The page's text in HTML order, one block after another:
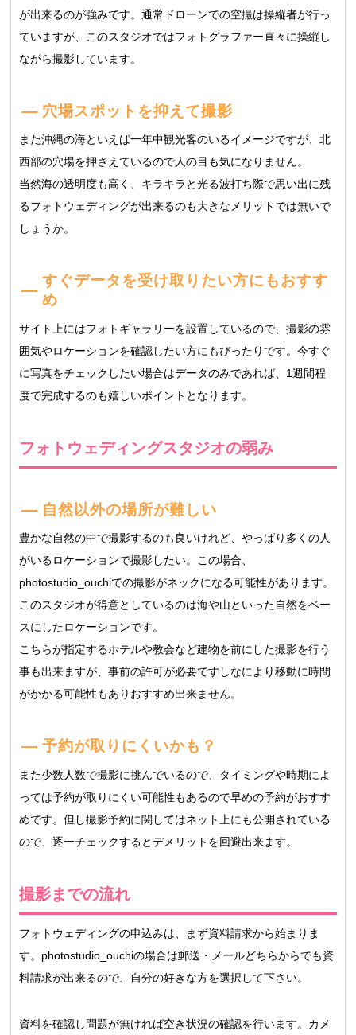
が出来るのが強みです。通常ドローンでの空撮は操縦者が行っ
ていますが、このスタジオではフォトグラファー直々に操縦し
ながら撮影しています。
穴場スポットを抑えて撮影
また沖縄の海といえば一年中観光客のいるイメージですが、北
西部の穴場を押さえているので人の目も気になりません。
当然海の透明度も高く、キラキラと光る波打ち際で思い出に残
るフォトウェディングが出来るのも大きなメリットでは無いで
しょうか。
すぐデータを受け取りたい方にもおすす
め
サイト上にはフォトギャラリーを設置しているので、撮影の雰
囲気やロケーションを確認したい方にもぴったりです。今すぐ
に写真をチェックしたい場合はデータのみであれば、1週間程
度で完成するのも嬉しいポイントとなります。
フォトウェディングスタジオの弱み
自然以外の場所が難しい
豊かな自然の中で撮影するのも良いけれど、やっぱり多くの人
がいるロケーションで撮影したい。この場合、
photostudio_ouchiでの撮影がネックになる可能性があります。
このスタジオが得意としているのは海や山といった自然をベー
スにしたロケーションです。
こちらが指定するホテルや教会など建物を前にした撮影を行う
事も出来ますが、事前の許可が必要ですしなにより移動に時間
がかかる可能性もありおすすめ出来ません。
予約が取りにくいかも？
また少数人数で撮影に挑んでいるので、タイミングや時期によ
っては予約が取りにくい可能性もあるので早めの予約がおすす
めです。但し撮影予約に関してはネット上にも公開されている
ので、逐一チェックするとデメリットを回避出来ます。
撮影までの流れ
フォトウェディングの申込みは、まず資料請求から始まりま
す。photostudio_ouchiの場合は郵送・メールどちらからでも資
料請求が出来るので、自分の好きな方を選択して下さい。
資料を確認し問題が無ければ空き状況の確認を行います。カメ